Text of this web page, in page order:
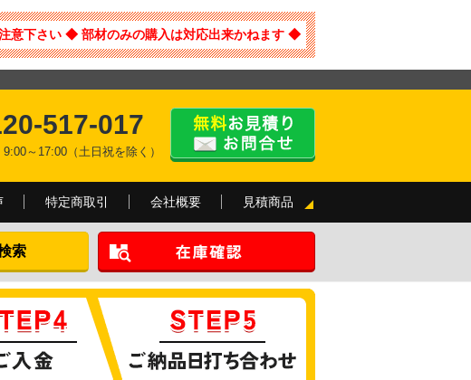
意下さい ◆ 部材のみの購入は対応出来かねます ◆
517-017
～17:00（土日祝を除く）
特定商取引 会社概要 見積商品